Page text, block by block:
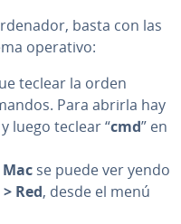
basta con las
operativo:
teclear la orden
Para abrirla hay
y luego teclear “cmd” en
Mac se puede ver yendo
Red, desde el menú